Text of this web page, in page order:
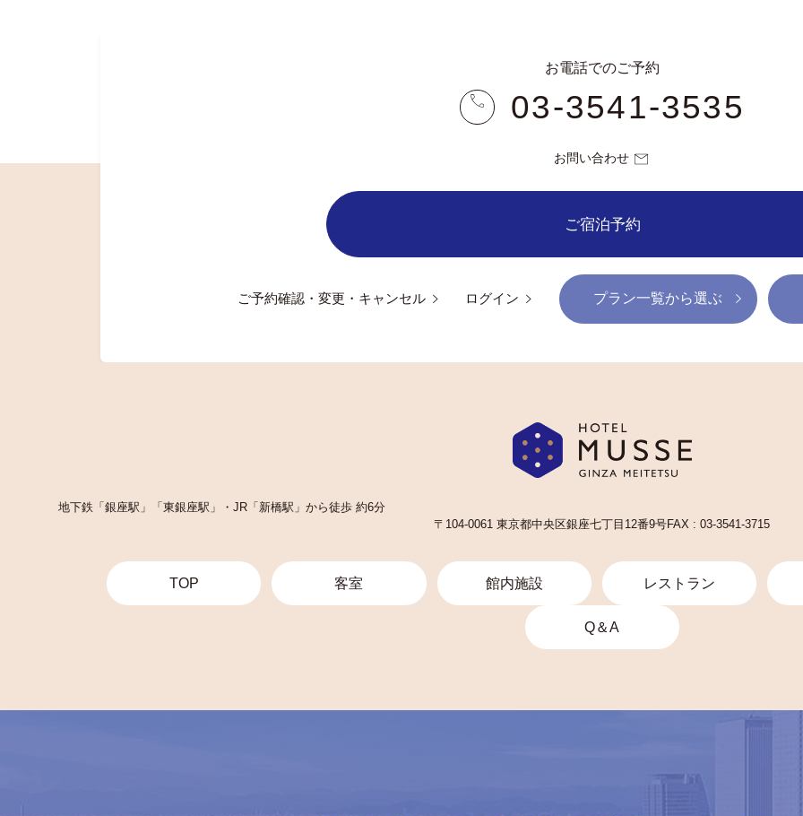
お電話でのご予約
03-3541-3535
お問い合わせ
ご宿泊予約
ご予約確認・変更・キャンセル ログイン プラン一覧から選ぶ
地下鉄「銀座駅」「東銀座駅」・JR「新橋駅」から徒歩 約6分
〒104-0061 東京都中央区銀座七丁目12番9号FAX : 03-3541-3715
TOP 客室 館内施設 レストラン
Q＆A